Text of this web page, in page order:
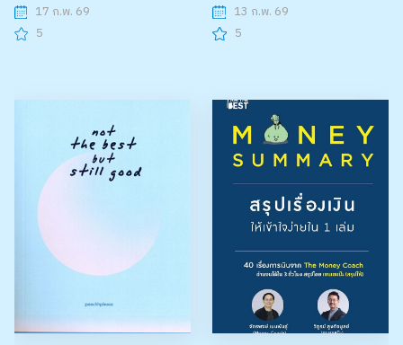
17 ก.พ. 69
5
13 ก.พ. 69
5